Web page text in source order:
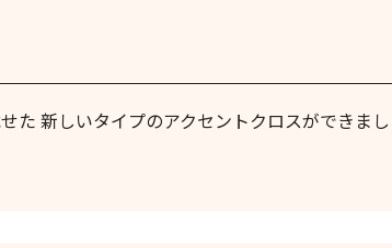
た 新しいタイプのアクセントクロスができま